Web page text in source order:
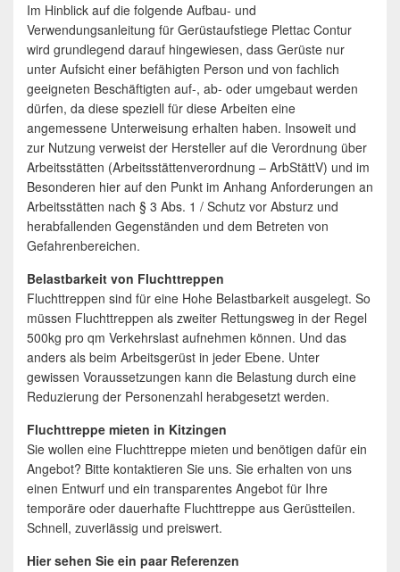
Im Hinblick auf die folgende Aufbau- und
Verwendungsanleitung für Gerüstaufstiege Plettac Contur
wird grundlegend darauf hingewiesen, dass Gerüste nur
unter Aufsicht einer befähigten Person und von fachlich
geeigneten Beschäftigten auf-, ab- oder umgebaut werden
dürfen, da diese speziell für diese Arbeiten eine
angemessene Unterweisung erhalten haben. Insoweit und
zur Nutzung verweist der Hersteller auf die Verordnung über
Arbeitsstätten (Arbeitsstättenverordnung – ArbStättV) und im
Besonderen hier auf den Punkt im Anhang Anforderungen an
Arbeitsstätten nach § 3 Abs. 1 / Schutz vor Absturz und
herabfallenden Gegenständen und dem Betreten von
Gefahrenbereichen.
Belastbarkeit von Fluchttreppen
Fluchttreppen sind für eine Hohe Belastbarkeit ausgelegt. So
müssen Fluchttreppen als zweiter Rettungsweg in der Regel
500kg pro qm Verkehrslast aufnehmen können. Und das
anders als beim Arbeitsgerüst in jeder Ebene. Unter
gewissen Voraussetzungen kann die Belastung durch eine
Reduzierung der Personenzahl herabgesetzt werden.
Fluchttreppe mieten in Kitzingen
Sie wollen eine Fluchttreppe mieten und benötigen dafür ein
Angebot? Bitte kontaktieren Sie uns. Sie erhalten von uns
einen Entwurf und ein transparentes Angebot für Ihre
temporäre oder dauerhafte Fluchttreppe aus Gerüstteilen.
Schnell, zuverlässig und preiswert.
Hier sehen Sie ein paar Referenzen